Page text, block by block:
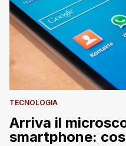
TECNOLOGIA
Arriva il
smartphone: